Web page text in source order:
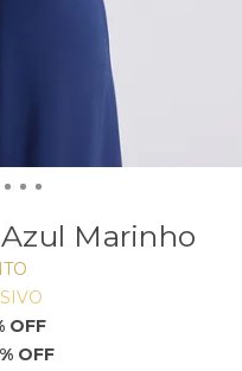
Marinho
OFF
OFF